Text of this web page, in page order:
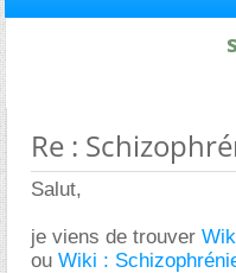
Re :
Salut,
je viens de trouver
ou Wiki :